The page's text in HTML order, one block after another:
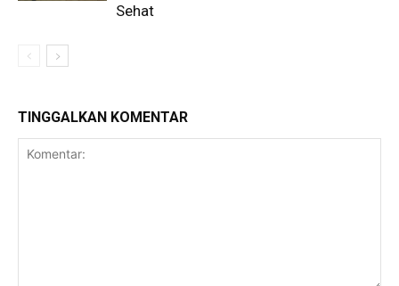
Sehat
TINGGALKAN KOMENTAR